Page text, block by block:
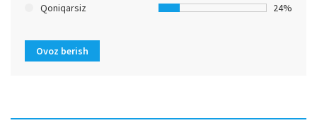
Qoniqarsiz 24%
Ovoz berish